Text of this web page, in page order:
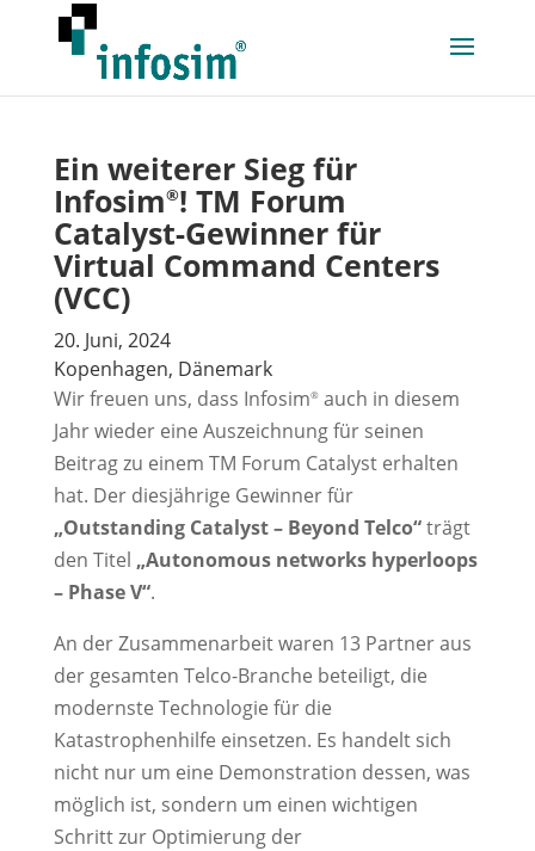
Ein weiterer Sieg für
Infosim®! TM Forum
Catalyst-Gewinner für
Virtual Command Centers
(VCC)
20. Juni, 2024
Kopenhagen, Dänemark
Wir freuen uns, dass Infosim®auch in diesem
Jahr wieder eine Auszeichnung für seinen
Beitrag zu einem TM Forum Catalyst erhalten
hat. Der diesjährige Gewinner für
„Outstanding Catalyst – Beyond Telco“trägt
den Titel „Autonomous networks hyperloops
– Phase V“.
An der Zusammenarbeit waren 13 Partner aus
der gesamten Telco-Branche beteiligt, die
modernste Technologie für die
Katastrophenhilfe einsetzen. Es handelt sich
nicht nur um eine Demonstration dessen, was
möglich ist, sondern um einen wichtigen
Schritt zur Optimierung der